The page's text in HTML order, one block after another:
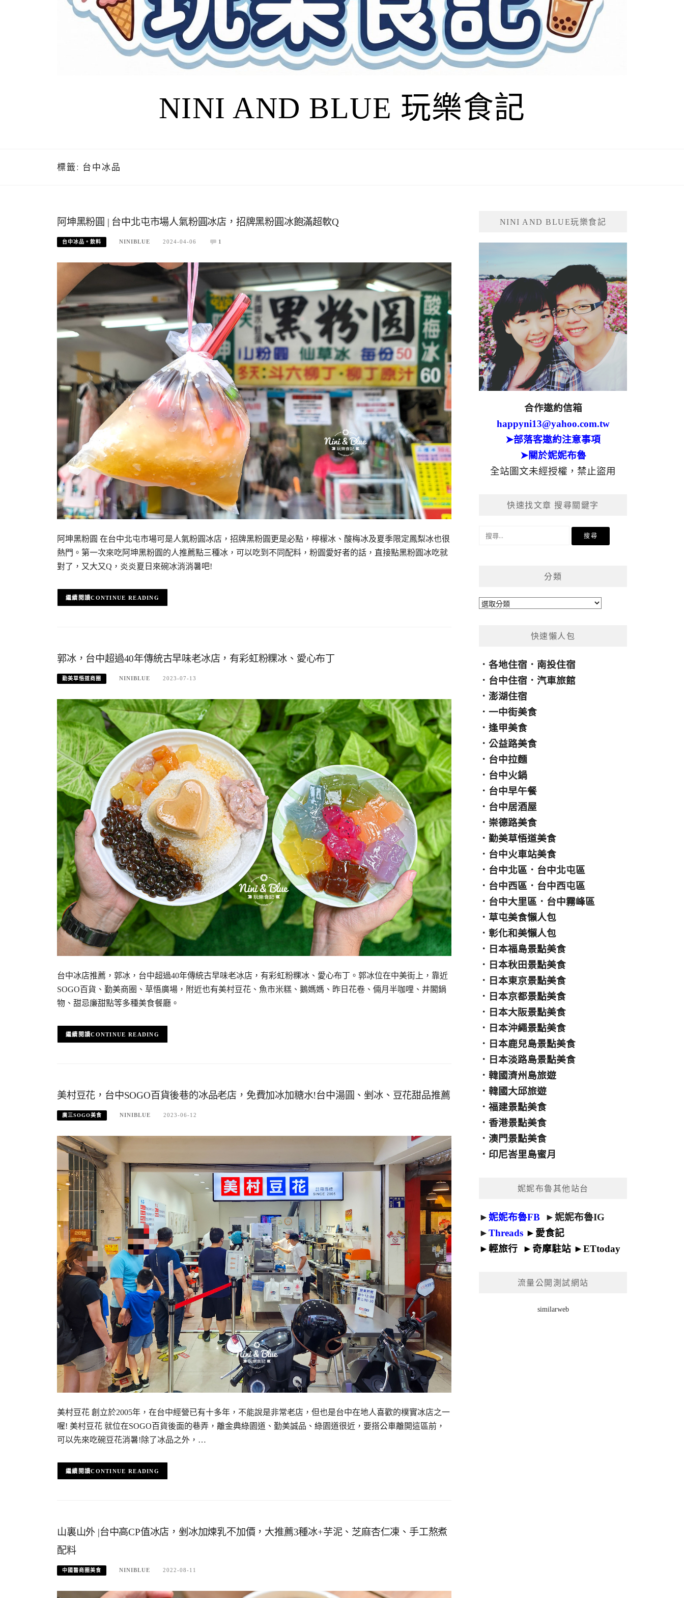
NINI AND BLUE 玩樂食記
標籤: 台中冰品
阿坤黑粉圓 | 台中北屯市場人氣粉圓冰店，招牌黑粉圓冰飽滿超軟Q
台中冰品。飲料 NINIBLUE 2024-04-06 1
阿坤黑粉圓 在台中北屯市場可是人氣粉圓冰店，招牌黑粉圓更是必點，檸檬冰、酸梅冰及夏季限定鳳梨冰也很
熱門。第一次來吃阿坤黑粉圓的人推薦點三種冰，可以吃到不同配料，粉圓愛好者的話，直接點黑粉圓冰吃就
對了，又大又Q，炎炎夏日來碗冰消消暑吧!
CONTINUE READING
郭冰，台中超過40年傳統古早味老冰店，有彩虹粉粿冰、愛心布丁
勤美草悟道商圈 NINIBLUE 2023-07-13
台中冰店推薦，郭冰，台中超過40年傳統古早味老冰店，有彩虹粉粿冰、愛心布丁。郭冰位在中美街上，靠近
SOGO百貨、勤美商圈、草悟廣場，附近也有美村豆花、魚市米糕、鵝媽媽、昨日花卷、倆月半咖哩、井閣鍋
物、甜忌廉甜點等多種美食餐廳。
CONTINUE READING
美村豆花，台中SOGO百貨後巷的冰品老店，免費加冰加糖水!台中湯圓、剉冰、豆花甜品推薦
廣三SOGO美食 NINIBLUE 2023-06-12
美村豆花 創立於2005年，在台中經營已有十多年，不能說是非常老店，但也是台中在地人喜歡的樸實冰店之一
喔! 美村豆花 就位在SOGO百貨後面的巷弄，離金典綠園道、勤美誠品、綠園道很近，要搭公車離開這區前，
可以先來吃碗豆花消暑!除了冰品之外，…
CONTINUE READING
山裏山外 |台中高CP值冰店，剉冰加煉乳不加價，大推薦3種冰+芋泥、芝麻杏仁凍、手工熬煮
配料
中國醫商圈美食 NINIBLUE 2022-08-11
NINI AND BLUE玩樂食記
合作邀約信箱
happyni13@yahoo.com.tw
➤部落客邀約注意事項
➤關於妮妮布魯
全站圖文未經授權，禁止盜用
快速找文章 搜尋關鍵字
分類
分
快速懶人包
．各地住宿 ． 南投住宿
． 台中住宿 ．汽車旅館
．澎湖住宿
．一中街美食
．逢甲美食
．公益路美食
． 台中拉麵
． 台中火鍋
． 台中早午餐
． 台中居酒屋
． 崇德路美食
．勤美草悟道美食
． 台中火車站美食
． 台中北區 ． 台中北屯區
． 台中西區 ． 台中西屯區
． 台中大里區 ． 台中霧峰區
． 草屯美食懶人包
．彰化和美懶人包
． 日本福島景點美食
． 日本秋田景點美食
． 日本東京景點美食
． 日本京都景點美食
． 日本大阪景點美食
． 日本沖繩景點美食
． 日本鹿兒島景點美食
． 日本淡路島景點美食
．韓國濟州島旅遊
．韓國大邱旅遊
．福建景點美食
．香港景點美食
．澳門景點美食
． 印尼峇里島蜜月
妮妮布魯其他站台
►妮妮布魯FB ►妮妮布魯IG
►Threads ► 愛食記
►輕旅行 ► 奇摩駐站 ►ETtoday
流量公開測試網站
similarweb